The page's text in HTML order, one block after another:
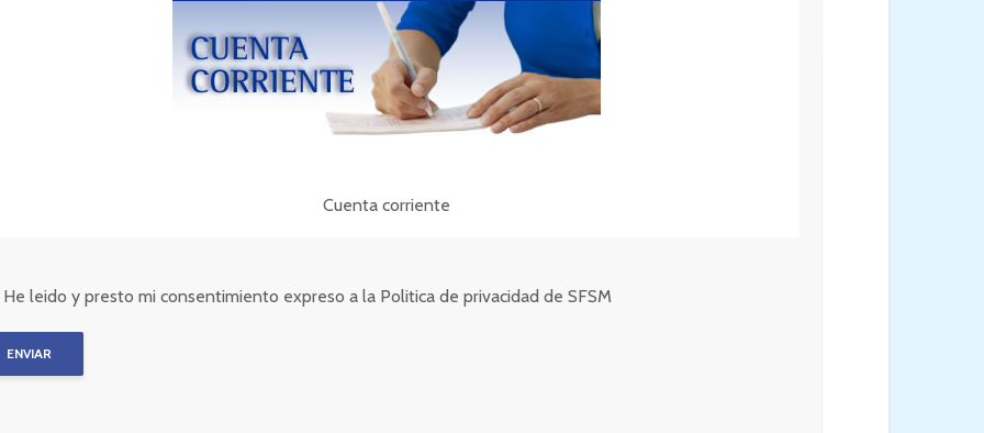
Cuenta corriente
He leido y presto mi consentimiento expreso a la Politica de privacidad de SFSM
ENVIAR